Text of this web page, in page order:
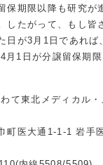
保期限以降も研究が
したがって、もし皆
日が3月1日であれば
月1日が分譲留保期限
て東北メディカル
町医大通1-1-1 岩手